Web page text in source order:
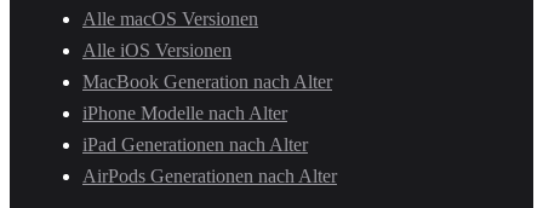
Alle macOS Versionen
Alle iOS Versionen
MacBook Generation nach Alter
iPhone Modelle nach Alter
iPad Generationen nach Alter
AirPods Generationen nach Alter